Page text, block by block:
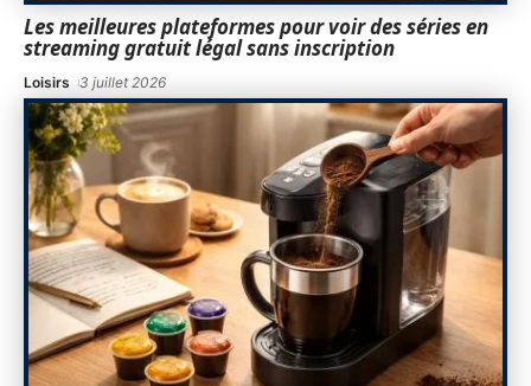
Les meilleures plateformes pour voir des séries en
streaming gratuit légal sans inscription
Loisirs 3 juillet 2026